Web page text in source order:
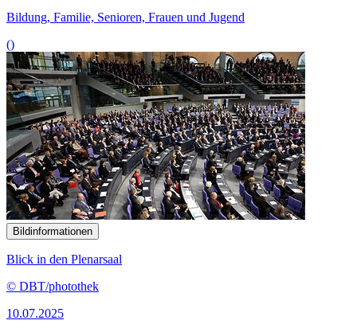
Bildung, Familie, Senioren, Frauen und Jugend
()
Bildinformationen
Blick in den Plenarsaal
© DBT/photothek
10.07.2025